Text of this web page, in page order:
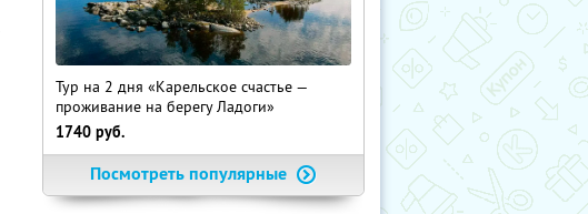
Тур на 2 дня «Карельское счастье —
проживание на берегу Ладоги»
1740 руб.
Посмотреть популярные